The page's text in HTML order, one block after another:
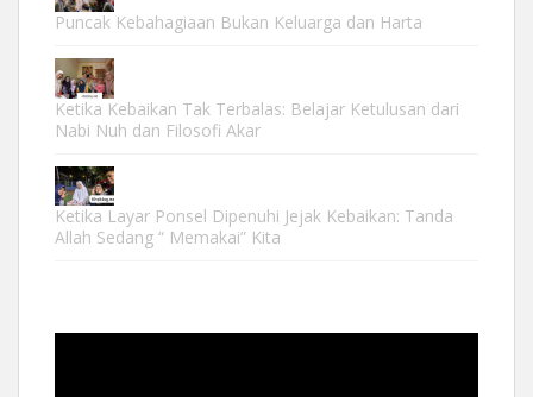
Puncak Kebahagiaan Bukan Keluarga dan Harta
Ketika Kebaikan Tak Terbalas: Belajar Ketulusan dari
Nabi Nuh dan Filosofi Akar
Ketika Layar Ponsel Dipenuhi Jejak Kebaikan: Tanda
Allah Sedang “ Memakai” Kita